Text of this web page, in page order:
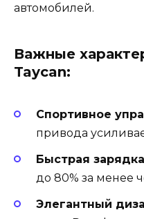
автомобилей.
Важные
Taycan:
Спортивное
привода
Быстрая
до 80% за менее
Элегантный